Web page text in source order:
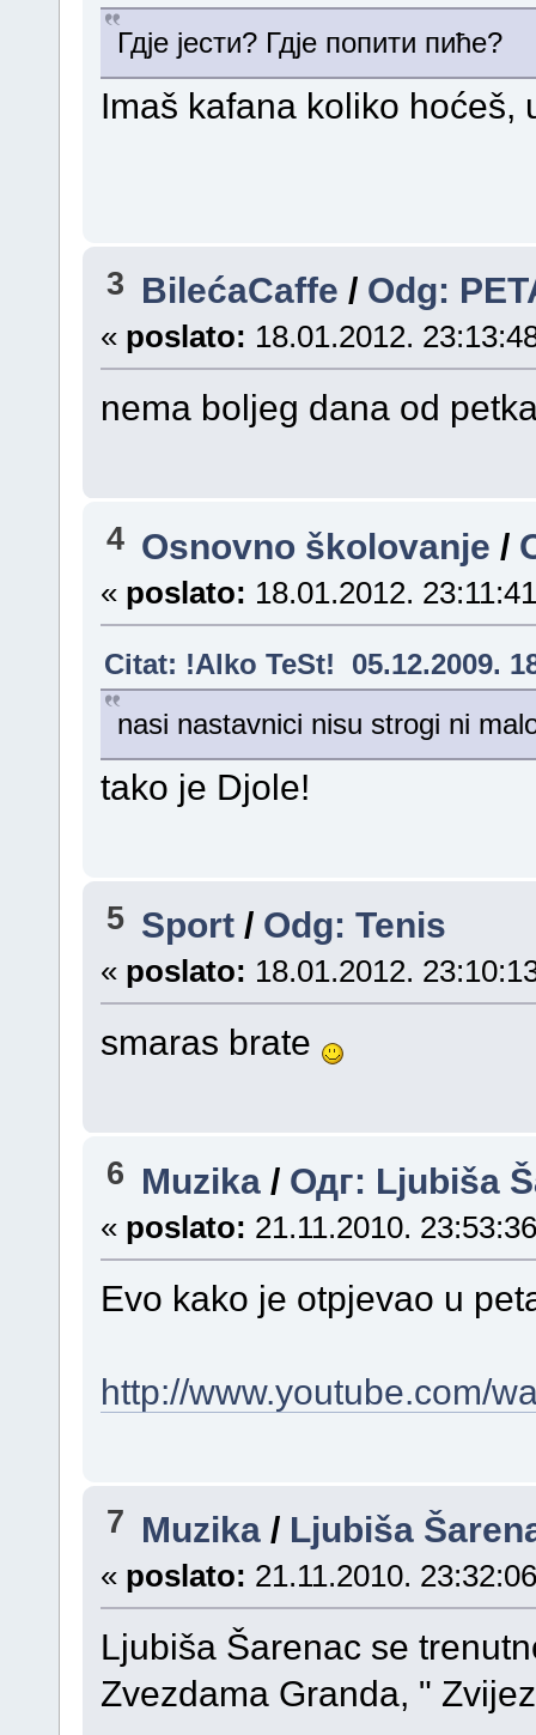
Гдје јести? Гдје попити пиће?
Imaš kafana koliko
3 BilećaCaffe / Odg:
« poslato: 18.01.2012.
nema boljeg dana od
4 Osnovno školovanje /
« poslato: 18.01.2012.
Citat: !Alko TeSt! 05.12.2009.
nasi nastavnici nisu strogi ni
tako je Djole!
5 Sport / Odg: Tenis
« poslato: 18.01.2012.
smaras brate
6 Muzika / Одг: Ljubiša
« poslato: 21.11.2010.
Evo kako je otpjevao u
http://www.youtube.com/
7 Muzika / Ljubiša
« poslato: 21.11.2010.
Ljubiša Šarenac se
Zvezdama Granda, "